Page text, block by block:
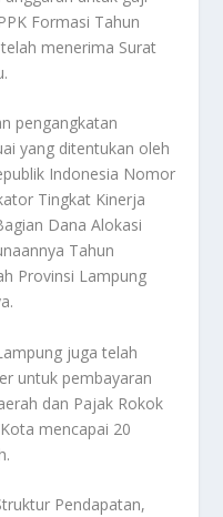
Formasi Tahun
menerima Surat
pengangkatan
yang ditentukan oleh
Indonesia Nomor
Tingkat Kinerja
Dana Alokasi
Tahun
Provinsi Lampung
juga telah
untuk pembayaran
dan Pajak Rokok
mencapai 20
Pendapatan,